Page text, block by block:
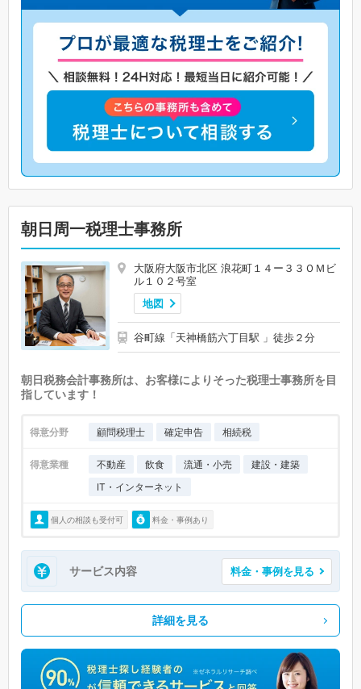
朝日周一税理士事務所
大阪府大阪市北区 浪花町１４ー３３ＯＭビ
ル１０２号室
地図
谷町線「天神橋筋六丁目駅 」徒歩２分
朝日税務会計事務所は、お客様によりそった税理士事務所を目
指しています！
得意分野 顧問税理士 確定申告 相続税
得意業種 不動産 飲食 流通・小売
建設・建築
IT・インターネット
個人の相談も受付可 料金・事例あり
サービス内容 料金・事例を見る
詳細を見る